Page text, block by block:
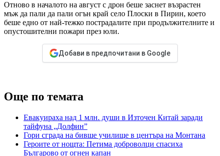
Отново в началото на август с дрон беше заснет възрастен
мъж да пали да пали огън край село Плоски в Пирин, което
беше едно от най-тежко пострадалите при продължителните и
опустошителни пожари през юли.
Добави в предпочитани в Google
Още по темата
Евакуираха над 1 млн. души в Източен Китай заради
тайфуна „Долфин”
Гори сграда на бивше училище в центъра на Монтана
Героите от нощта: Петима доброволци спасиха
Българово от огнен капан